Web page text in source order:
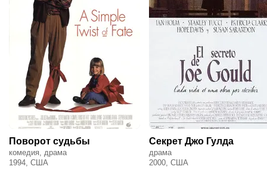
Поворот судьбы
комедия, драма
1994, США
Секрет Джо Гулда
драма
2000, США